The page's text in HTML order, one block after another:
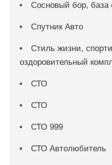
Сосновый бор, база
Спутник Авто
Стиль жизни,
оздоровительный
СТО
СТО
СТО 999
СТО Автолюбитель